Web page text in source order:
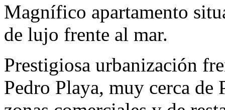
Magnífico apartamento
de lujo frente al mar.
Prestigiosa urbanización
Pedro Playa, muy cerca de